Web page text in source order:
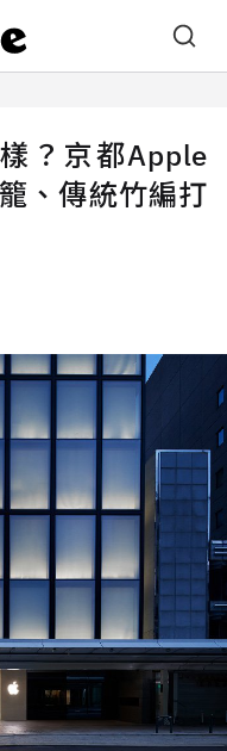
？京都Apple
、傳統竹編打